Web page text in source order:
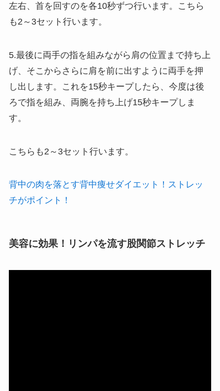
左右、首を回すのを各10秒ずつ行います。こちら
も2～3セット行います。
5.最後に両手の指を組みながら肩の位置まで持ち上
げ、そこからさらに肩を前に出すように両手を押
し出します。これを15秒キープしたら、今度は後
ろで指を組み、両腕を持ち上げ15秒キープしま
す。
こちらも2～3セット行います。
背中の肉を落とす背中痩せダイエット！ストレッ
チがポイント！
美容に効果！リンパを流す股関節ストレッチ